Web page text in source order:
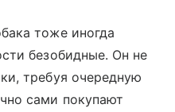
тоже иногда
безобидные. Он не
требуя очередную
сами покупают